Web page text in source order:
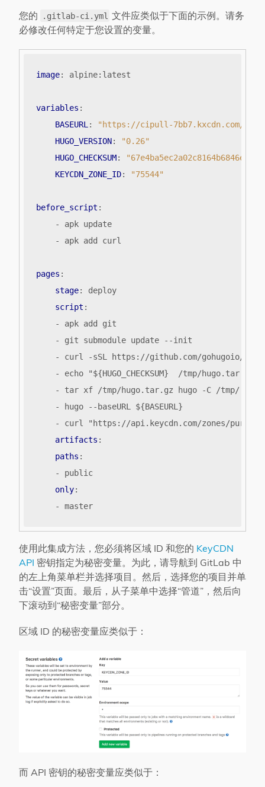
您的 .gitlab-ci.yml 文件应类似于下面的示例。请务
必修改任何特定于您设置的变量。
image: alpine:latest
variables :
BASEURL :
"https://cipull-7bb7.kxcdn.com/"
HUGO_VERSION:
"0.26"
HUGO_CHECKSUM:
KEYCDN_ZONE_ID: "75544"
before_script :
- apk update
- apk add curl
pages :
stage:
deploy
script :
- apk add git
- git submodule update --init
- curl -sSL https://github.com/gohugoio/hugo/
- echo "${HUGO_CHECKSUM}  /tmp/
- tar xf /tmp/hugo.tar.gz hugo -C /tmp/ &&
- hugo --baseURL ${BASEURL}
- curl "https://api.keycdn.com/zones/purge/
artifacts :
paths :
- public
only:
- master
使用此集成方法，您必须将区域 ID 和您的 KeyCDN
API 密钥指定为秘密变量。为此，请导航到 GitLab 中
的左上角菜单栏并选择项目。然后，选择您的项目并单
击“设置”页面。最后，从子菜单中选择“管道”，然后向
下滚动到“秘密变量”部分。
区域 ID 的秘密变量应类似于：
而 API 密钥的秘密变量应类似于：